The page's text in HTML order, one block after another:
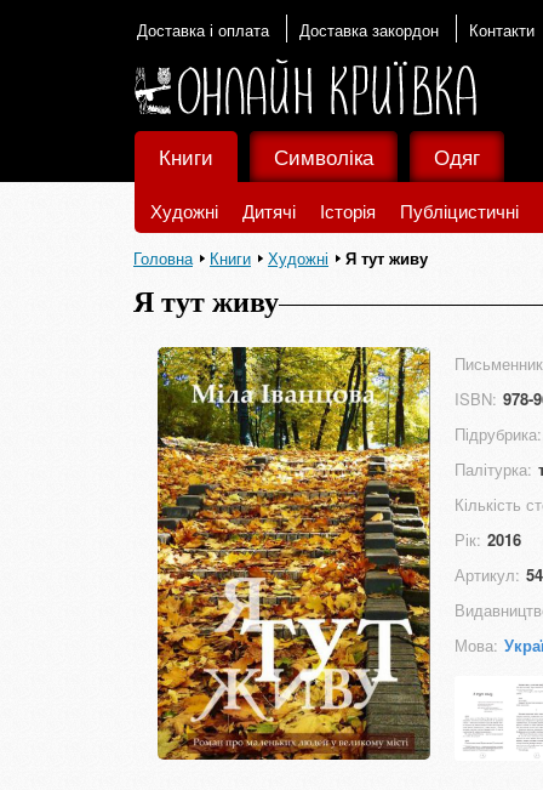
Доставка і оплата Доставка закордон Контакти
Книги
Художні Дитячі Історія Публіцистичні
Символіка Одяг
Головна Книги Художні Я тут живу
Я тут живу
ISBN: 978-
Підрубрика:
Палітурка:
Кількість
Рік: 2016
Артикул:
Мова: